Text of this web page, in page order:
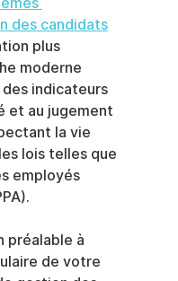
des candidats
plus
moderne
indicateurs
et au jugement
la vie
lois telles que
employés
préalable à
de votre